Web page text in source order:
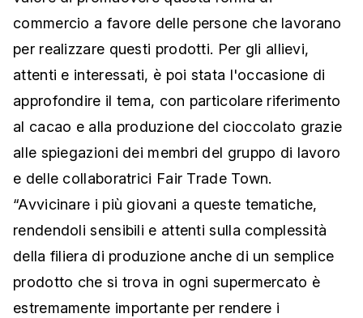
commercio a favore delle persone che lavorano
per realizzare questi prodotti. Per gli allievi,
attenti e interessati, è poi stata l'occasione di
approfondire il tema, con particolare riferimento
al cacao e alla produzione del cioccolato grazie
alle spiegazioni dei membri del gruppo di lavoro
e delle collaboratrici Fair Trade Town.
“Avvicinare i più giovani a queste tematiche,
rendendoli sensibili e attenti sulla complessità
della filiera di produzione anche di un semplice
prodotto che si trova in ogni supermercato è
estremamente importante per rendere i